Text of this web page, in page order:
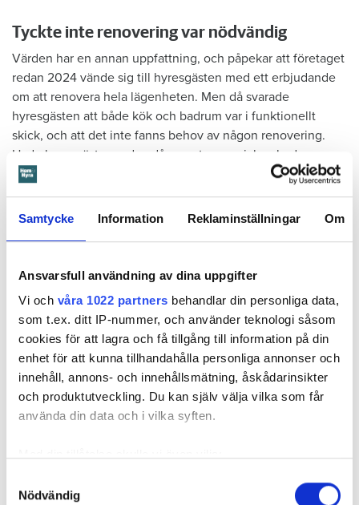
Samtycke Information Reklaminställningar Om
Ansvarsfull användning av dina uppgifter
Vi och våra 1022 partners behandlar din personliga data,
som t.ex. ditt IP-nummer, och använder teknologi såsom
cookies för att lagra och få tillgång till information på din
enhet för att kunna tillhandahålla personliga annonser och
innehåll, annons- och innehållsmätning, åskådarinsikter
och produktutveckling. Du kan själv välja vilka som får
använda din data och i vilka syften.
som kan ha en noggrannhet på upp till flera meter
Nödvändig
Tyckte inte renovering var nödvändig
Värden har en annan uppfattning, och påpekar att företaget
redan 2024 vände sig till hyresgästen med ett erbjudande
om att renovera hela lägenheten. Men då svarade
hyresgästen att både kök och badrum var i funktionellt
skick, och att det inte fanns behov av någon renovering.
Hade hyresgästen redan då varnat om sprickan hade
skadorna inte blivit lika omfattande och dyra att åtgärda,
menar värden.
Hyresnämnden gick på värdens linje och beslutade att
kontraktet skulle upphöra från sista januari 2026.
som den var och satt där den satt ha insett att den kunde
medföra större problem, menar hyresnämnden.
Får mer tid på sig att flytta
Beslutet överklagades tillSvea hovrättsom nu har kommit
med ett beslut. Den enda ändringen är att hyresgästen får
längre tid på sig att flytta – något som hyresvärden inför